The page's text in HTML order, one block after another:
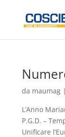
da maumag|
L’Anno
P.G.D. –
Unificare